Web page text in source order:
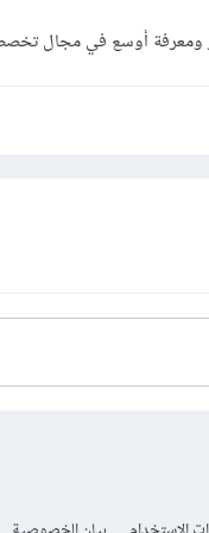
ومعرفة أوسع في مجال